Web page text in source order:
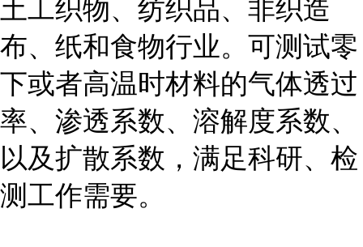
土工织物、纺织品、非织造
布、纸和食物行业。可测试零
下或者高温时材料的气体透过
率、渗透系数、溶解度系数、
以及扩散系数，满足科研、检
测工作需要。